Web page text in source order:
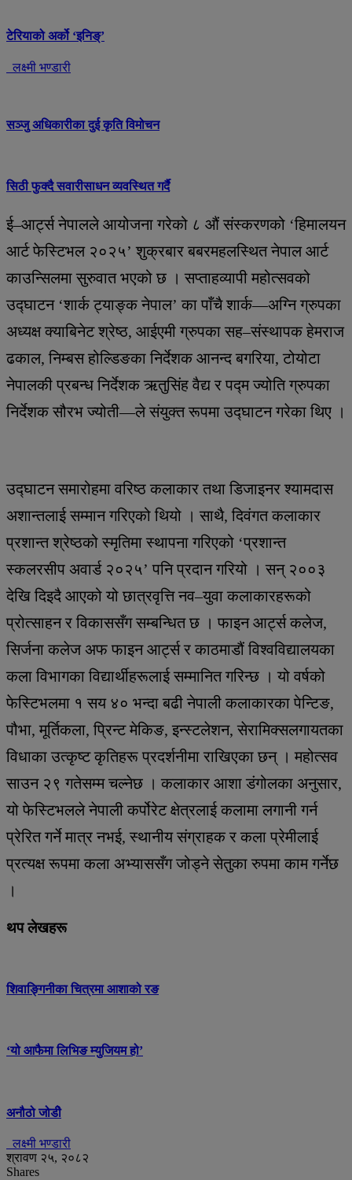
टेरियाको अर्को ‘इनिङ्’
लक्ष्मी भण्डारी
सञ्जु अधिकारीका दुई कृति विमोचन
सिठी फुक्दै सवारीसाधन व्यवस्थित गर्दै
ई–आर्ट्स नेपालले आयोजना गरेको ८ औं संस्करणको ‘हिमालयन
आर्ट फेस्टिभल २०२५’ शुक्रबार बबरमहलस्थित नेपाल आर्ट
काउन्सिलमा सुरुवात भएको छ । सप्ताहव्यापी महोत्सवको
उद्घाटन ‘शार्क ट्याङ्क नेपाल’ का पाँचै शार्क—अग्नि ग्रुपका
अध्यक्ष क्याबिनेट श्रेष्ठ, आईएमी ग्रुपका सह–संस्थापक हेमराज
ढकाल, निम्बस होल्डिङका निर्देशक आनन्द बगरिया, टोयोटा
नेपालकी प्रबन्ध निर्देशक ऋतुसिंह वैद्य र पद्म ज्योति ग्रुपका
निर्देशक सौरभ ज्योती—ले संयुक्त रूपमा उद्घाटन गरेका थिए ।
उद्घाटन समारोहमा वरिष्ठ कलाकार तथा डिजाइनर श्यामदास
अशान्तलाई सम्मान गरिएको थियो । साथै, दिवंगत कलाकार
प्रशान्त श्रेष्ठको स्मृतिमा स्थापना गरिएको ‘प्रशान्त
स्कलरसीप अवार्ड २०२५’ पनि प्रदान गरियो । सन् २००३
देखि दिइदै आएको यो छात्रवृत्ति नव–युवा कलाकारहरूको
प्रोत्साहन र विकाससँग सम्बन्धित छ । फाइन आर्ट्स कलेज,
सिर्जना कलेज अफ फाइन आर्ट्स र काठमाडौं विश्वविद्यालयका
कला विभागका विद्यार्थीहरूलाई सम्मानित गरिन्छ । यो वर्षको
फेस्टिभलमा १ सय ४० भन्दा बढी नेपाली कलाकारका पेन्टिङ,
पौभा, मूर्तिकला, प्रिन्ट मेकिङ, इन्स्टलेशन, सेरामिक्सलगायतका
विधाका उत्कृष्ट कृतिहरू प्रदर्शनीमा राखिएका छन् । महोत्सव
साउन २९ गतेसम्म चल्नेछ । कलाकार आशा डंगोलका अनुसार,
यो फेस्टिभलले नेपाली कर्पोरेट क्षेत्रलाई कलामा लगानी गर्न
प्रेरित गर्ने मात्र नभई, स्थानीय संग्राहक र कला प्रेमीलाई
प्रत्यक्ष रूपमा कला अभ्याससँग जोड्ने सेतुका रुपमा काम गर्नेछ
।
थप लेखहरू
शिवाङ्गिनीका चित्रमा आशाको रङ
‘यो आफैमा लिभिङ म्युजियम हो’
अनौठो जोडीे
लक्ष्मी भण्डारी
श्रावण २५, २०८२
Shares